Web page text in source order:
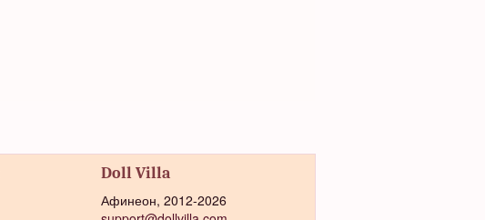
Doll Villa
Афинеон, 2012-2026